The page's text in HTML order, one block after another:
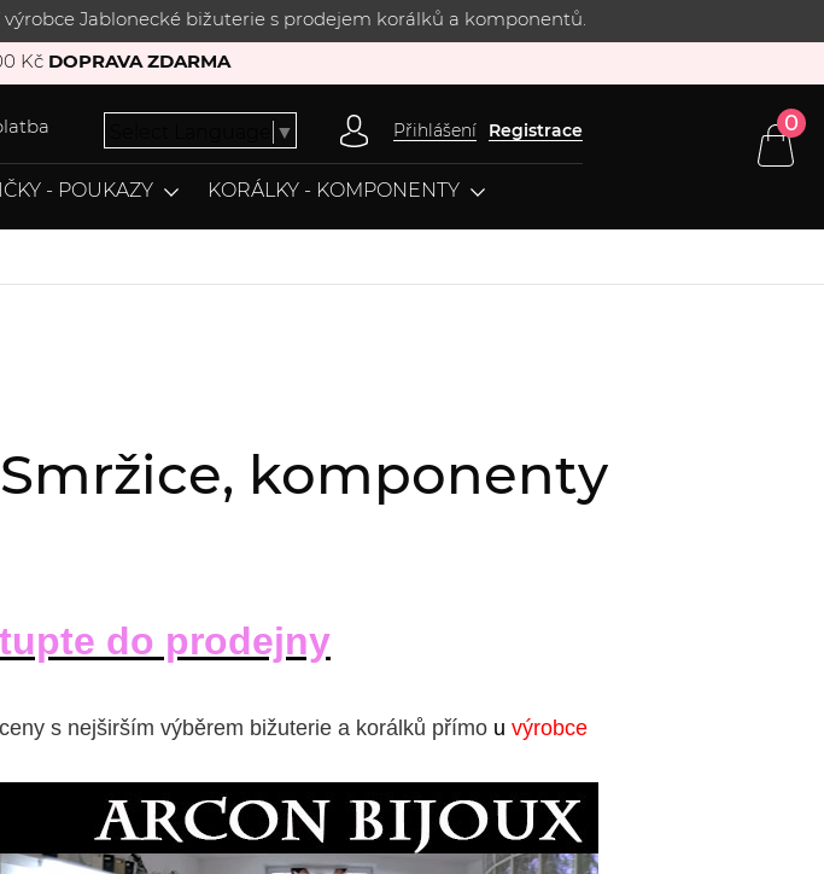
Jablonecké bižuterie s prodejem korálků a komponentů.
Kč DOPRAVA ZDARMA
▼ Přihlášení Registrace 0
- POUKAZY KORÁLKY - KOMPONENTY
komponenty
do prodejny
s nejširším výběrem bižuterie a korálků přímo u výrobce